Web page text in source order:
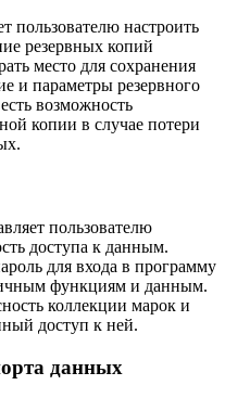
пользователю настроить
резервных копий
место для сохранения
и параметры резервного
возможность
копии в случае потери
пользователю
доступа к данным.
для входа в программу
функциям и данным.
коллекции марок и
доступ к ней.
данных